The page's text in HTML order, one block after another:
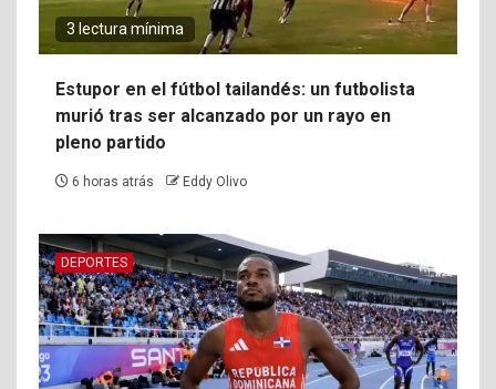
3 lectura mínima
Estupor en el fútbol tailandés: un futbolista
murió tras ser alcanzado por un rayo en
pleno partido
6 horas atrás Eddy Olivo
DEPORTES